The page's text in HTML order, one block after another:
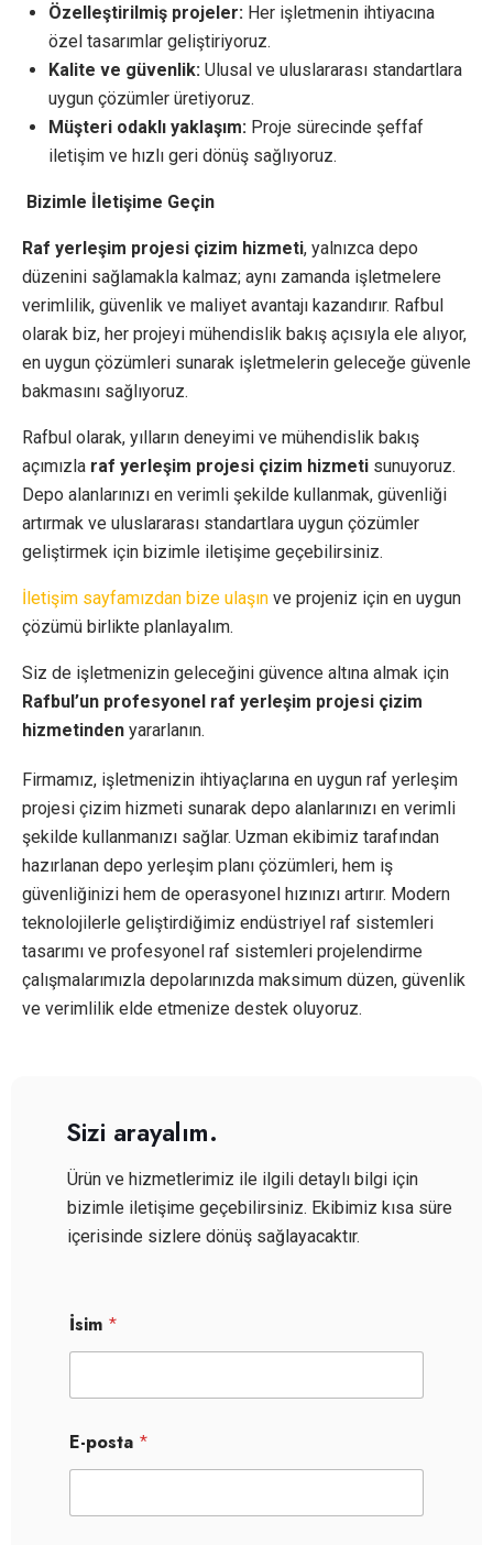
Özelleştirilmiş projeler: Her işletmenin ihtiyacına
özel tasarımlar geliştiriyoruz.
Kalite ve güvenlik: Ulusal ve uluslararası standartlara
uygun çözümler üretiyoruz.
Müşteri odaklı yaklaşım: Proje sürecinde şeffaf
iletişim ve hızlı geri dönüş sağlıyoruz.
Bizimle İletişime Geçin
Raf yerleşim projesi çizim hizmeti, yalnızca depo
düzenini sağlamakla kalmaz; aynı zamanda işletmelere
verimlilik, güvenlik ve maliyet avantajı kazandırır. Rafbul
olarak biz, her projeyi mühendislik bakış açısıyla ele alıyor,
en uygun çözümleri sunarak işletmelerin geleceğe güvenle
bakmasını sağlıyoruz.
Rafbul olarak, yılların deneyimi ve mühendislik bakış
açımızla raf yerleşim projesi çizim hizmeti sunuyoruz.
Depo alanlarınızı en verimli şekilde kullanmak, güvenliği
artırmak ve uluslararası standartlara uygun çözümler
geliştirmek için bizimle iletişime geçebilirsiniz.
İletişim sayfamızdan bize ulaşın ve projeniz için en uygun
çözümü birlikte planlayalım.
Siz de işletmenizin geleceğini güvence altına almak için
Rafbul’un profesyonel raf yerleşim projesi çizim
hizmetinden yararlanın.
Firmamız, işletmenizin ihtiyaçlarına en uygun raf yerleşim
projesi çizim hizmeti sunarak depo alanlarınızı en verimli
şekilde kullanmanızı sağlar. Uzman ekibimiz tarafından
hazırlanan depo yerleşim planı çözümleri, hem iş
güvenliğinizi hem de operasyonel hızınızı artırır. Modern
teknolojilerle geliştirdiğimiz endüstriyel raf sistemleri
tasarımı ve profesyonel raf sistemleri projelendirme
çalışmalarımızla depolarınızda maksimum düzen, güvenlik
ve verimlilik elde etmenize destek oluyoruz.
Sizi arayalım.
Ürün ve hizmetlerimiz ile ilgili detaylı bilgi için
bizimle iletişime geçebilirsiniz. Ekibimiz kısa süre
içerisinde sizlere dönüş sağlayacaktır.
İsim *
E-posta *